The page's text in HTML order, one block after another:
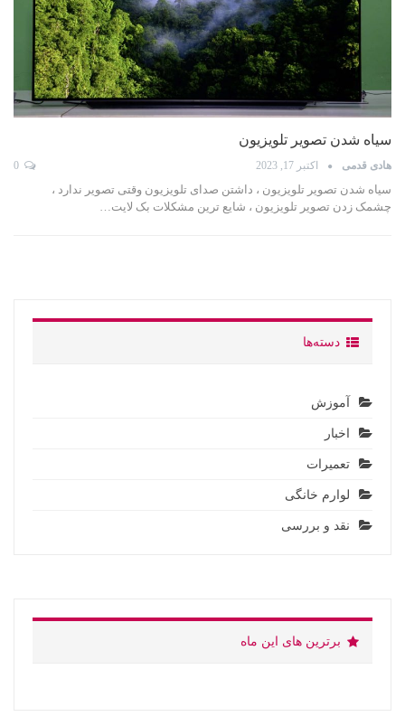
سیاه شدن تصویر تلویزیون
هادی قدمی اکتبر 17, 2023
سیاه شدن تصویر تلویزیون ، داشتن صدای تلویزیون وقتی تصویر ندارد ،
چشمک زدن تصویر تلویزیون ، شایع ترین مشکلات بک لایت…
دسته‌ها
آموزش
اخبار
تعمیرات
لوارم خانگی
نقد و بررسی
برترین های این ماه